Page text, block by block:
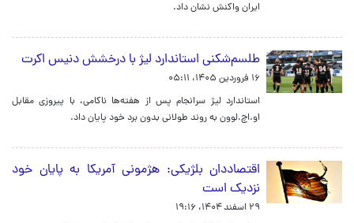
ایران واکنش نشان داد.
طلسم‌شکنی استاندارد لیژ با درخشش دنیس اکرت
۱۶ فروردین ۱۴۰۵، ۰۵:۱۱
استاندارد لیژ سرانجام پس از هفته‌ها ناکامی، با پیروزی مقابل
او.اچ.لوون به روند طولانی بدون برد خود پایان داد.
اقتصاددان بلژیکی: هژمونی آمریکا به پایان خود
نزدیک است
۲۹ اسفند ۱۴۰۴، ۱۹:۱۶